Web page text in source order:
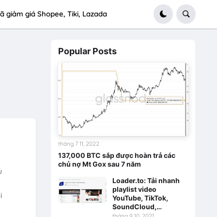
giảm giá Shopee, Tiki, Lazada
Popular Posts
137,000 BTC sắp được hoàn trả các
chủ nợ Mt Gox sau 7 năm
tháng 7 11, 2022
Loader.to: Tải nhanh
playlist video
YouTube, TikTok,
SoundCloud,…